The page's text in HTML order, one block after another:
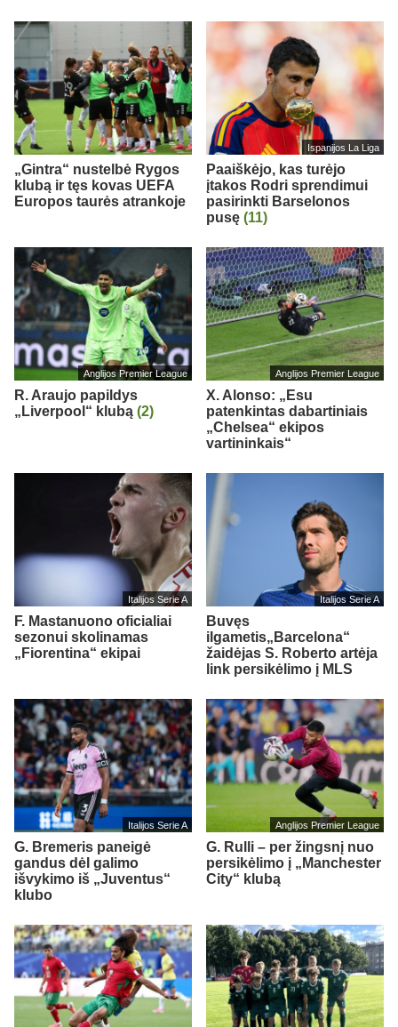
„Gintra“ nustelbė Rygos
klubą ir tęs kovas UEFA
Europos taurės atrankoje
Ispanijos La Liga
Paaiškėjo, kas turėjo
įtakos Rodri sprendimui
pasirinkti Barselonos
pusę (11)
Anglijos Premier League
R. Araujo papildys
„Liverpool“ klubą (2)
Anglijos Premier League
X. Alonso: „Esu
patenkintas dabartiniais
„Chelsea“ ekipos
vartininkais“
Italijos Serie A
F. Mastanuono oficialiai
sezonui skolinamas
„Fiorentina“ ekipai
Italijos Serie A
Buvęs
ilgametis„Barcelona“
žaidėjas S. Roberto artėja
link persikėlimo į MLS
Italijos Serie A
G. Bremeris paneigė
gandus dėl galimo
išvykimo iš „Juventus“
klubo
Anglijos Premier League
G. Rulli – per žingsnį nuo
persikėlimo į „Manchester
City“ klubą